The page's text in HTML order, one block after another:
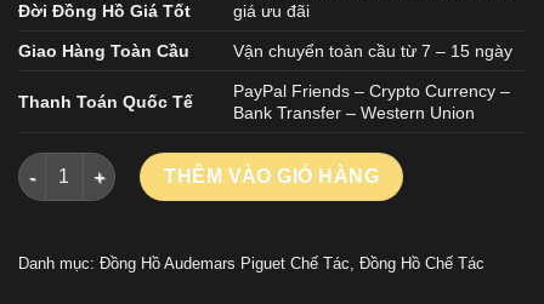
Đời Đồng Hồ Giá Tốt
giá ưu đãi
Giao Hàng Toàn Cầu Vận chuyển toàn cầu từ 7 – 15 ngày
Thanh Toán Quốc Tế
PayPal Friends – Crypto Currency –
Bank Transfer – Western Union
ĐỒNG HỒ AUDEMARS PIGUET ROYAL OAK 26240 REPLICA
THÊM VÀO GIỎ HÀNG
Danh mục: Đồng Hồ Audemars Piguet Chế Tác, Đồng Hồ Chế Tác